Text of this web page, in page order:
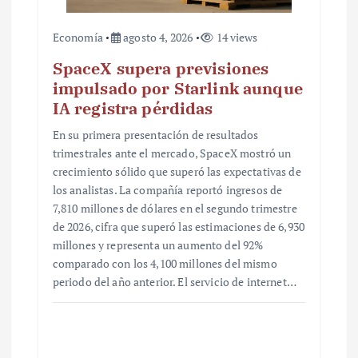
Economía agosto 4, 2026 14 views
SpaceX supera previsiones
impulsado por Starlink aunque
IA registra pérdidas
En su primera presentación de resultados
trimestrales ante el mercado, SpaceX mostró un
crecimiento sólido que superó las expectativas de
los analistas. La compañía reportó ingresos de
7,810 millones de dólares en el segundo trimestre
de 2026, cifra que superó las estimaciones de 6,930
millones y representa un aumento del 92%
comparado con los 4,100 millones del mismo
periodo del año anterior. El servicio de internet…